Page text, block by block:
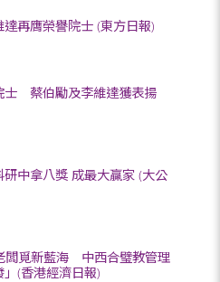
再膺榮譽院士 (東方日報)
士 蔡伯勵及李維達獲表揚
研中拿八獎 成最大贏家 (大公
闆覓新藍海 中西合璧教管理
(香港經濟日報)